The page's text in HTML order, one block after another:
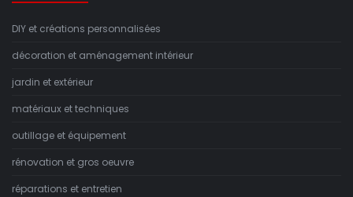
DIY et créations personnalisées
décoration et aménagement intérieur
jardin et extérieur
matériaux et techniques
outillage et équipement
rénovation et gros oeuvre
réparations et entretien